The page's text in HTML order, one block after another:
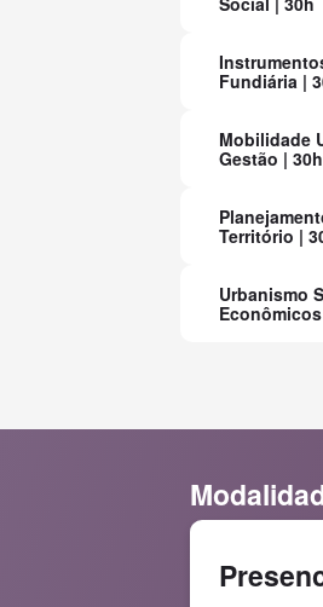
Fundiária |
Mobilidade
Gestão | 30h
Território |
Urbanismo